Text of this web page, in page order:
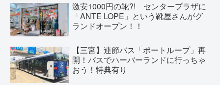
激安1000円の靴?! センタープラザに
「ANTE LOPE」という靴屋さんがグ
ランドオープン！！
【三宮】連節バス「ポートループ」再
開！バスでハーバーランドに行っちゃ
おう！特典有り